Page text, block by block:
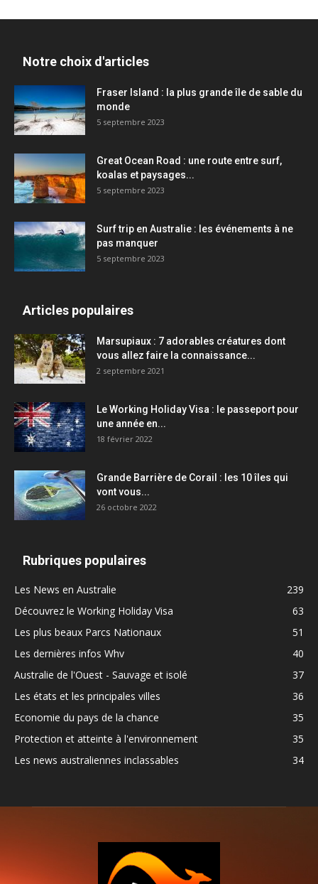
Notre choix d'articles
Fraser Island : la plus grande île de sable du
monde
5 septembre 2023
Great Ocean Road : une route entre surf,
koalas et paysages...
5 septembre 2023
Surf trip en Australie : les événements à ne
pas manquer
5 septembre 2023
Articles populaires
Marsupiaux : 7 adorables créatures dont
vous allez faire la connaissance...
2 septembre 2021
Le Working Holiday Visa : le passeport pour
une année en...
18 février 2022
Grande Barrière de Corail : les 10 îles qui
vont vous...
26 octobre 2022
Rubriques populaires
Les News en Australie
239
Découvrez le Working Holiday Visa
63
Les plus beaux Parcs Nationaux
51
Les dernières infos Whv
40
Australie de l'Ouest - Sauvage et isolé
37
Les états et les principales villes
36
Economie du pays de la chance
35
Protection et atteinte à l'environnement
35
Les news australiennes inclassables
34